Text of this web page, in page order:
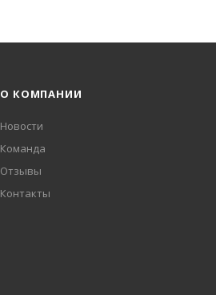
О КОМПАНИИ
Новости
Команда
Отзывы
Контакты